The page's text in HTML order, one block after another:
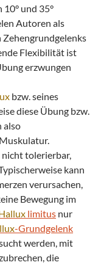
und 35°
Autoren als
Zehengrundgelenks
Flexibilität ist
erzwungen
bzw. seines
diese Übung bzw.
also
nicht tolerierbar,
kann
verursachen,
Bewegung im
limitus nur
-Grundgelenk
werden, mit
die